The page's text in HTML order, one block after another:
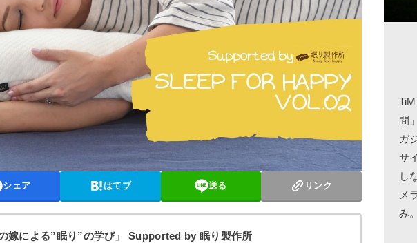
シェア はてブ 送る リンク
嫁による”眠り”の学び」 Supported by 眠り製作所
間
ガ
サ
し
メ
み。